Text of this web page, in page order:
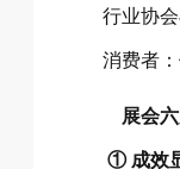
行业协
消费者
展会
① 成效